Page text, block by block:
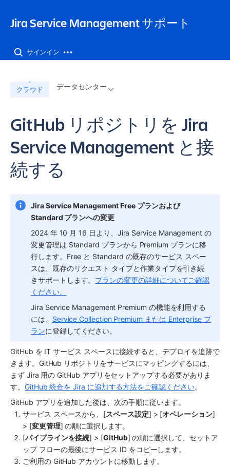
Jira Service Management サポート
サインイン
クラウド データセンター
GitHub リポジトリを Jira
Service Management と接
続する
Jira Service Management Free プランおよび
Standard プランへの変更
2024 年 10 月 16 日より、Jira Service Management の
変更管理は Standard プランから Premium プランに移
行します。Free と Standard の既存のサービス スペー
スは、既存のリクエスト タイプと作業タイプを引き続
きサポートします。 プランの変更の詳細についてご確認
ください。
Jira Service Management Premium の機能を利用する
には、 Service Collection Premium または Enterprise プ
ランに登録してください。
GitHub を IT サービス スペースに接続すると、デプロイを追跡で
きます。 GitHub リポジトリをサービスにマッピングするには、
まず Jira 用の GitHub アプリをセットアップする必要がありま
す。 GitHub 統合を Jira に追加する方法をご確認ください。
GitHub アプリを追加した後は、次の手順に従います。
サービス スペースから、[スペース設定] > [オペレーション]
> [変更管理] の順に選択します。
[パイプラインを接続] > [GitHub] の順に選択して、セットア
ップ フローの最後にサービス ID をコピーします。
ご利用の GitHub アカウントに移動します。